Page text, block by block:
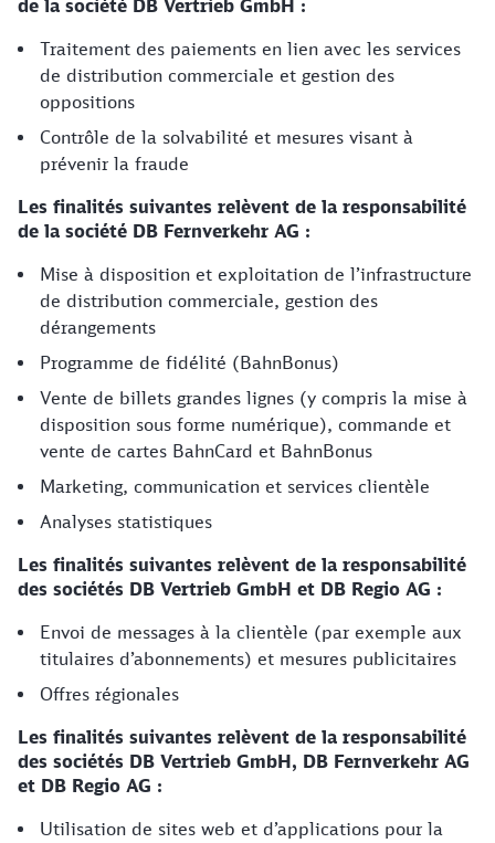
de la société DB Vertrieb GmbH :
Traitement des paiements en lien avec les services
de distribution commerciale et gestion des
oppositions
Contrôle de la solvabilité et mesures visant à
prévenir la fraude
Les finalités suivantes relèvent de la responsabilité
de la société DB Fernverkehr AG :
Mise à disposition et exploitation de l’infrastructure
de distribution commerciale, gestion des
dérangements
Programme de fidélité (BahnBonus)
Vente de billets grandes lignes (y compris la mise à
disposition sous forme numérique), commande et
vente de cartes BahnCard et BahnBonus
Marketing, communication et services clientèle
Analyses statistiques
Les finalités suivantes relèvent de la responsabilité
des sociétés DB Vertrieb GmbH et DB Regio AG :
Envoi de messages à la clientèle (par exemple aux
titulaires d’abonnements) et mesures publicitaires
Offres régionales
Les finalités suivantes relèvent de la responsabilité
des sociétés DB Vertrieb GmbH, DB Fernverkehr AG
et DB Regio AG :
Utilisation de sites web et d’applications pour la